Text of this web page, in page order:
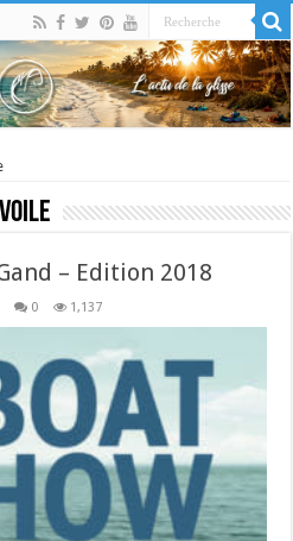
– Edition 2018
0 1,137